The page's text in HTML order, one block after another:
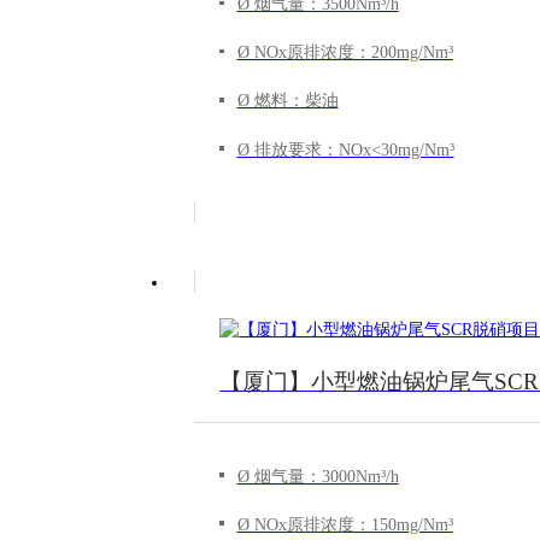
Ø NOx原排浓度：200mg/Nm³
Ø 燃料：柴油
Ø 排放要求：NOx<30mg/Nm³
【厦门】小型燃油锅炉尾气
Ø 烟气量：3000Nm³/h
Ø NOx原排浓度：150mg/Nm³